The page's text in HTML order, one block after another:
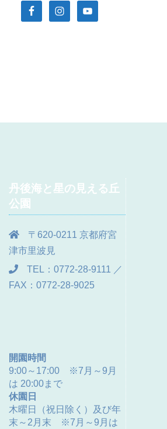
丹後海と星の見える丘
公園
〒620-0211 京都府宮
津市里波見
TEL：0772-28-9111 ／
FAX：0772-28-9025
開園時間
9:00～17:00 ※7月～9月
は 20:00まで
休園日
木曜日（祝日除く）及び年
末～2月末 ※7月～9月は